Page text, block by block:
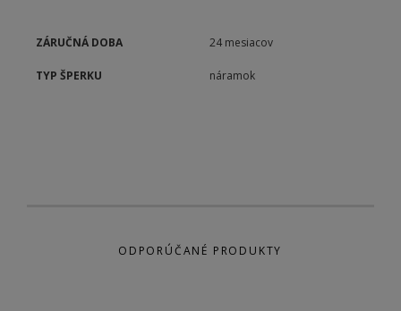
ZÁRUČNÁ DOBA 24 mesiacov
TYP ŠPERKU náramok
ODPORÚČANÉ PRODUKTY